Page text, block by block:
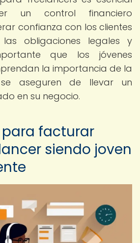
un control financiero
confianza con los clientes
obligaciones legales y
que los jóvenes
la importancia de la
aseguren de llevar un
en su negocio.
para facturar
siendo joven